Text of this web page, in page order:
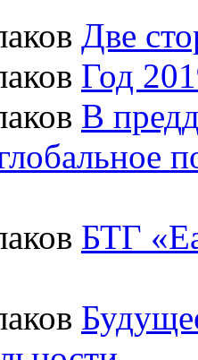
Две
Год
В
БТГ